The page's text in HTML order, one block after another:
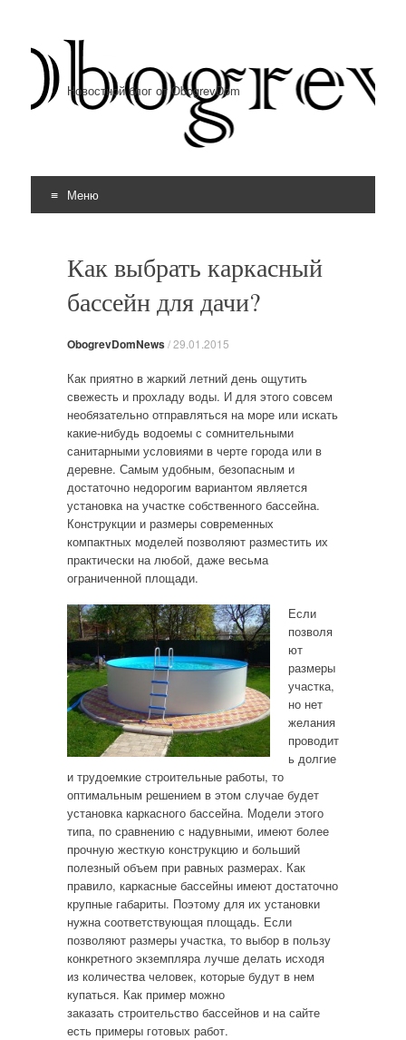
Новостной блог от ObogrevDom
Меню
Как выбрать каркасный
бассейн для дачи?
ObogrevDomNews/29.01.2015
Как приятно в жаркий летний день ощутить
свежесть и прохладу воды. И для этого совсем
необязательно отправляться на море или искать
какие-нибудь водоемы с сомнительными
санитарными условиями в черте города или в
деревне. Самым удобным, безопасным и
достаточно недорогим вариантом является
установка на участке собственного бассейна.
Конструкции и размеры современных
компактных моделей позволяют разместить их
практически на любой, даже весьма
ограниченной площади.
Если
позволя
ют
размеры
участка,
но нет
желания
проводит
ь долгие
и трудоемкие строительные работы, то
оптимальным решением в этом случае будет
установка каркасного бассейна. Модели этого
типа, по сравнению с надувными, имеют более
прочную жесткую конструкцию и больший
полезный объем при равных размерах. Как
правило, каркасные бассейны имеют достаточно
крупные габариты. Поэтому для их установки
нужна соответствующая площадь. Если
позволяют размеры участка, то выбор в пользу
конкретного экземпляра лучше делать исходя
из количества человек, которые будут в нем
купаться. Как пример можно
заказать строительство бассейнов и на сайте
есть примеры готовых работ.